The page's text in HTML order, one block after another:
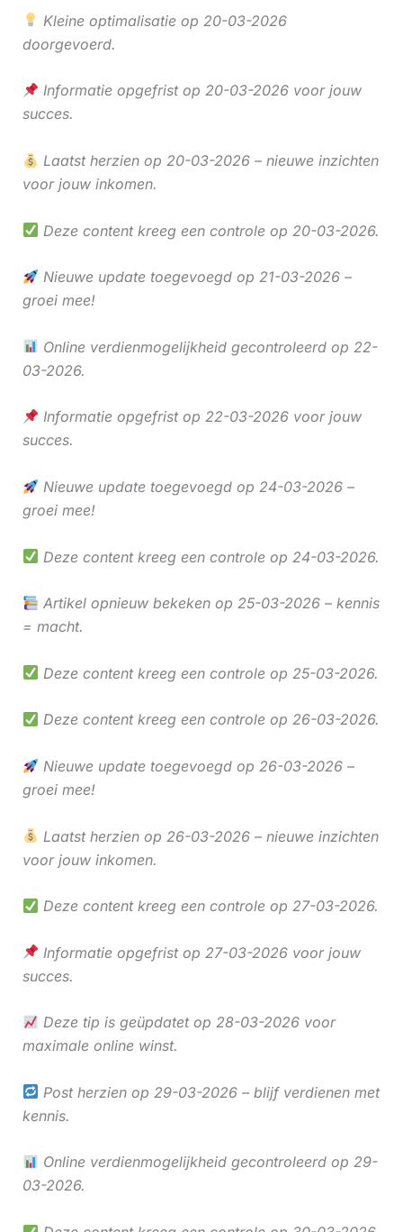
Kleine optimalisatie op 20-03-2026
doorgevoerd.
Informatie opgefrist op 20-03-2026 voor jouw
succes.
Laatst herzien op 20-03-2026 – nieuwe inzichten
voor jouw inkomen.
Deze content kreeg een controle op 20-03-2026.
Nieuwe update toegevoegd op 21-03-2026 –
groei mee!
Online verdienmogelijkheid gecontroleerd op 22-
03-2026.
Informatie opgefrist op 22-03-2026 voor jouw
succes.
Nieuwe update toegevoegd op 24-03-2026 –
groei mee!
Deze content kreeg een controle op 24-03-2026.
Artikel opnieuw bekeken op 25-03-2026 – kennis
= macht.
Deze content kreeg een controle op 25-03-2026.
Deze content kreeg een controle op 26-03-2026.
Nieuwe update toegevoegd op 26-03-2026 –
groei mee!
Laatst herzien op 26-03-2026 – nieuwe inzichten
voor jouw inkomen.
Deze content kreeg een controle op 27-03-2026.
Informatie opgefrist op 27-03-2026 voor jouw
succes.
Deze tip is geüpdatet op 28-03-2026 voor
maximale online winst.
Post herzien op 29-03-2026 – blijf verdienen met
kennis.
Online verdienmogelijkheid gecontroleerd op 29-
03-2026.